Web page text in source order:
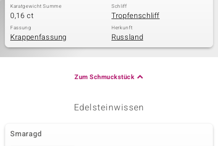
Karatgewicht Summe
0,16 ct
Schliff
Tropfenschliff
Fassung
Krappenfassung
Herkunft
Russland
Zum Schmuckstück
Edelsteinwissen
Smaragd